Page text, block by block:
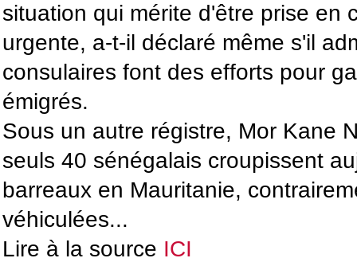
situation qui mérite d'être prise en
urgente, a-t-il déclaré même s'il
consulaires font des efforts pour
émigrés.
Sous un autre régistre, Mor Kane
seuls 40 sénégalais croupissent
barreaux en Mauritanie,
véhiculées...
Lire à la source ICI